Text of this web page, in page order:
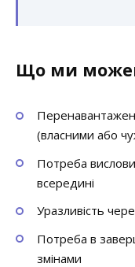
Що ми
(власними або
Потреба
всередині
Уразливість
Потреба в
змінами